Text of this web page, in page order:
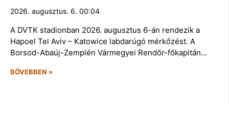
2026. augusztus. 6. 00:04
A DVTK stadionban 2026. augusztus 6-án rendezik a
Hapoel Tel Aviv – Katowice labdarúgó mérkőzést. A
Borsod-Abaúj-Zemplén Vármegyei Rendőr-főkapitán…
BŐVEBBEN »